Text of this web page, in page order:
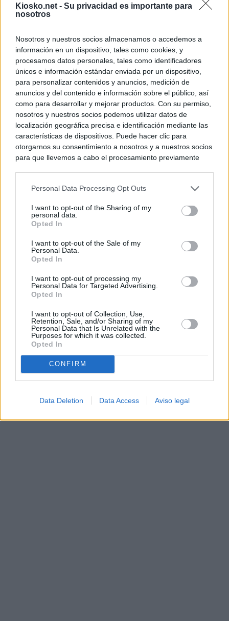
Kiosko.net - Su privacidad es importante para
nosotros
Nosotros y nuestros socios almacenamos o accedemos a
información en un dispositivo, tales como cookies, y
procesamos datos personales, tales como identificadores
únicos e información estándar enviada por un dispositivo,
para personalizar contenidos y anuncios, medición de
anuncios y del contenido e información sobre el público, así
como para desarrollar y mejorar productos. Con su permiso,
nosotros y nuestros socios podemos utilizar datos de
localización geográfica precisa e identificación mediante las
características de dispositivos. Puede hacer clic para
otorgarnos su consentimiento a nosotros y a nuestros socios
para que llevemos a cabo el procesamiento previamente
negar su consentimiento. Tenga en cuenta que algún
de su consentimiento, pero usted tiene el derecho de
rechazar tal procesamiento. Sus preferencias se aplicarán
cualquier momento entrando de nuevo en este sitio web o
visitando nuestra política de privacidad.
Personal Data Processing Opt Outs
I want to opt-out of the Sharing of my
personal data.
Opted In
I want to opt-out of the Sale of my
Personal Data.
Opted In
I want to opt-out of processing my
Personal Data for Targeted Advertising.
Opted In
I want to opt-out of Collection, Use,
Retention, Sale, and/or Sharing of my
Personal Data that Is Unrelated with the
Purposes for which it was collected.
Opted In
CONFIRM
Data Deletion Data Access Aviso legal